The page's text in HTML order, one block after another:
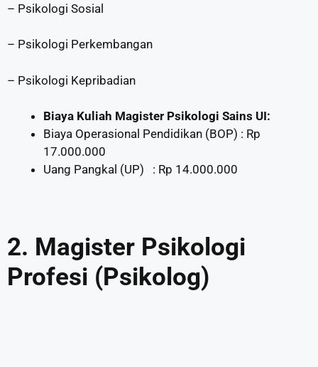
– Psikologi Sosial
– Psikologi Perkembangan
– Psikologi Kepribadian
Biaya Kuliah Magister Psikologi Sains UI:
Biaya Operasional Pendidikan (BOP) : Rp
17.000.000
Uang Pangkal (UP) : Rp 14.000.000
2. Magister Psikologi
Profesi (Psikolog)